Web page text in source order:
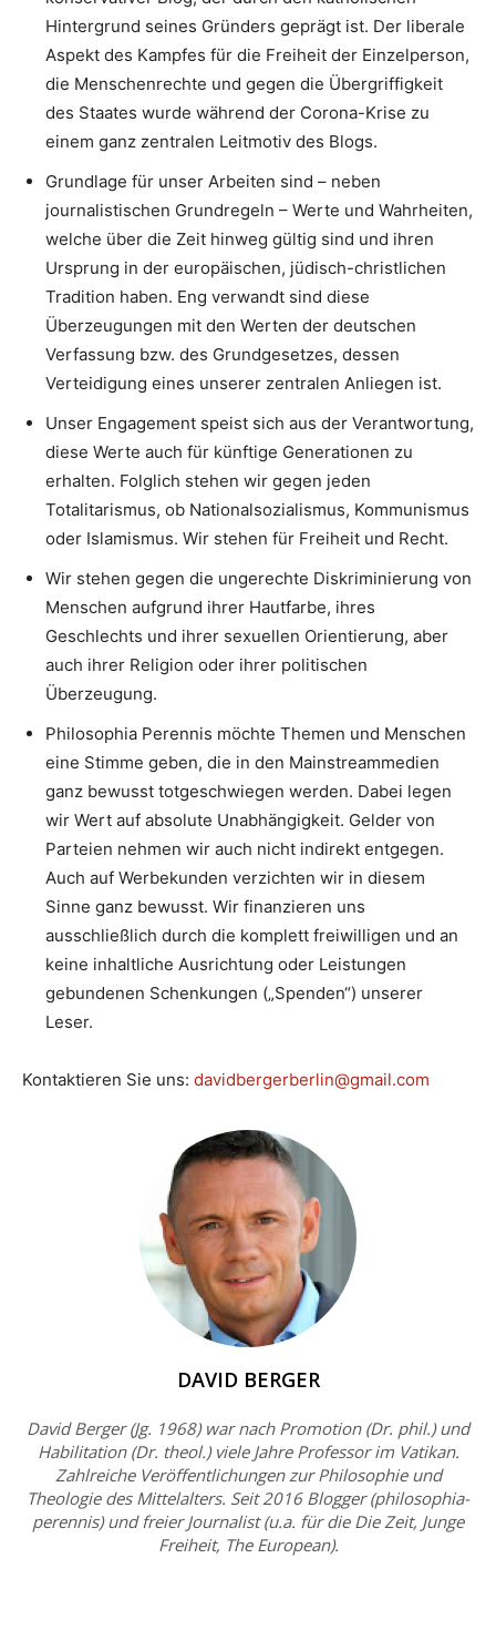
Hintergrund seines Gründers geprägt ist. Der liberale
Aspekt des Kampfes für die Freiheit der Einzelperson,
die Menschenrechte und gegen die Übergriffigkeit
des Staates wurde während der Corona-Krise zu
einem ganz zentralen Leitmotiv des Blogs.
Grundlage für unser Arbeiten sind – neben
journalistischen Grundregeln – Werte und Wahrheiten,
welche über die Zeit hinweg gültig sind und ihren
Ursprung in der europäischen, jüdisch-christlichen
Tradition haben. Eng verwandt sind diese
Überzeugungen mit den Werten der deutschen
Verfassung bzw. des Grundgesetzes, dessen
Verteidigung eines unserer zentralen Anliegen ist.
Unser Engagement speist sich aus der Verantwortung,
diese Werte auch für künftige Generationen zu
erhalten. Folglich stehen wir gegen jeden
Totalitarismus, ob Nationalsozialismus, Kommunismus
oder Islamismus. Wir stehen für Freiheit und Recht.
Wir stehen gegen die ungerechte Diskriminierung von
Menschen aufgrund ihrer Hautfarbe, ihres
Geschlechts und ihrer sexuellen Orientierung, aber
auch ihrer Religion oder ihrer politischen
Überzeugung.
Philosophia Perennis möchte Themen und Menschen
eine Stimme geben, die in den Mainstreammedien
ganz bewusst totgeschwiegen werden. Dabei legen
wir Wert auf absolute Unabhängigkeit. Gelder von
Parteien nehmen wir auch nicht indirekt entgegen.
Auch auf Werbekunden verzichten wir in diesem
Sinne ganz bewusst. Wir finanzieren uns
ausschließlich durch die komplett freiwilligen und an
keine inhaltliche Ausrichtung oder Leistungen
gebundenen Schenkungen („Spenden“) unserer
Leser.
Kontaktieren Sie uns: davidbergerberlin@gmail.com
DAVID BERGER
David Berger (Jg. 1968) war nach Promotion (Dr. phil.) und
Habilitation (Dr. theol.) viele Jahre Professor im Vatikan.
Zahlreiche Veröffentlichungen zur Philosophie und
Theologie des Mittelalters. Seit 2016 Blogger (philosophia-
perennis) und freier Journalist (u.a. für die Die Zeit, Junge
Freiheit, The European).